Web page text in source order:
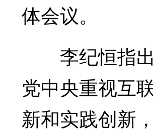
体会议。
李纪恒指出
党中央重视互
新和实践创新